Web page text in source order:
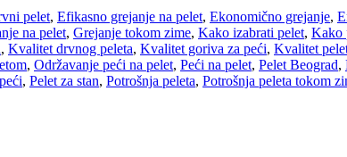
pelet, Efikasno grejanje na pelet, Ekonomično grejanje,
na pelet, Grejanje tokom zime, Kako izabrati pelet, Kako
, Kvalitet drvnog peleta, Kvalitet goriva za peći, Kvalitet
, Održavanje peći na pelet, Peći na pelet, Pelet Beograd,
, Pelet za stan, Potrošnja peleta, Potrošnja peleta tokom